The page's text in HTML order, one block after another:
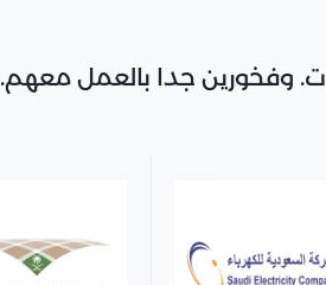
وفخورين جدا بالعمل معهم.